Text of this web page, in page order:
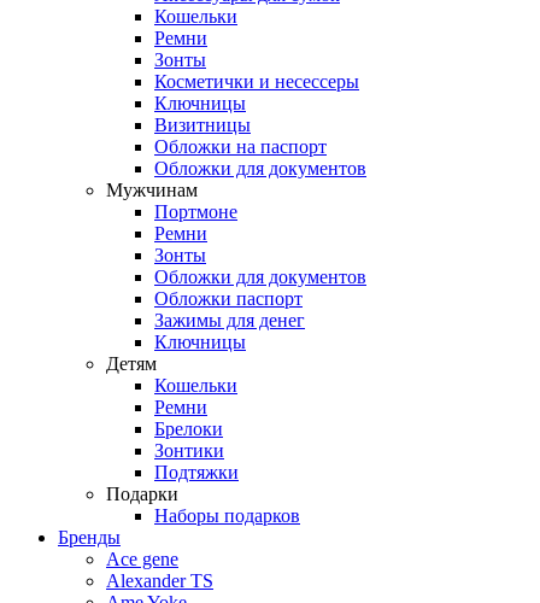
Кошельки
Ремни
Зонты
Косметички и несессеры
Ключницы
Визитницы
Обложки на паспорт
Обложки для документов
Мужчинам
Портмоне
Ремни
Зонты
Обложки для документов
Обложки паспорт
Зажимы для денег
Ключницы
Детям
Кошельки
Ремни
Брелоки
Зонтики
Подтяжки
Подарки
Наборы подарков
Бренды
Ace gene
Alexander TS